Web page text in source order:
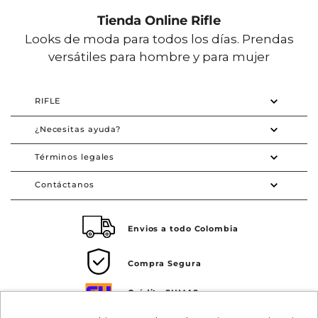
Tienda Online Rifle
Looks de moda para todos los días. Prendas
versátiles para hombre y para mujer
RIFLE
¿Necesitas ayuda?
Términos legales
Contáctanos
Envios a todo Colombia
Compra Segura
Crédito SUMAS